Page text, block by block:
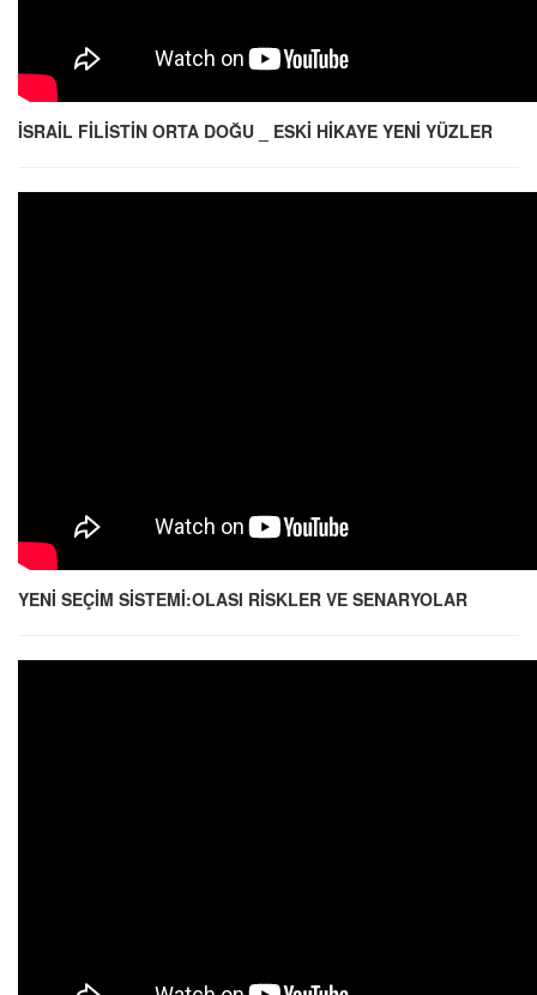
İSRAİL FİLİSTİN ORTA DOĞU _ ESKİ HİKAYE YENİ YÜZLER
YENİ SEÇİM SİSTEMİ:OLASI RİSKLER VE SENARYOLAR